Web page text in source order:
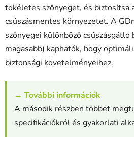
tökéletes szőnyeget, és biztosítsa
csúszásmentes környezetet. A
szőnyegei különböző
magasabb) kaphatók, hogy
biztonsági követelményeihez.
→ További információk
A második részben többet
specifikációkról és gyakorlati